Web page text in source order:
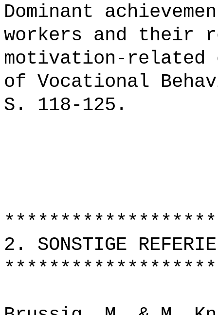
Dominant
workers and their
motivation-related
of Vocational
S. 118-125.
2. SONSTIGE